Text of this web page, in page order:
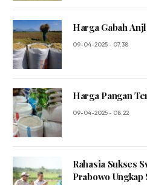
Harga Gabah
09-04-2025 - 07.38
Harga Pangan
09-04-2025 - 08.22
Rahasia Sukses
Prabowo